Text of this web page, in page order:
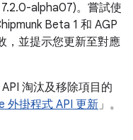
alpha07)。嘗試使
Beta 1 和 AGP
，並提示您更新至對應
淘汰及移除項目的
外掛程式 API 更新」。